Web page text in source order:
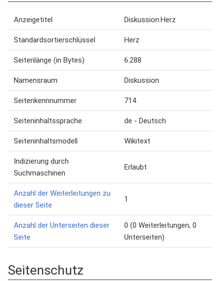
Anzeigetitel Diskussion:Herz
Standardsortierschlüssel Herz
Seitenlänge (in Bytes) 6.288
Namensraum Diskussion
Seitenkennnummer 714
Seiteninhaltssprache de - Deutsch
Seiteninhaltsmodell Wikitext
Indizierung durch
Suchmaschinen
Erlaubt
Anzahl der Weiterleitungen zu
dieser Seite
1
Anzahl der Unterseiten dieser
Seite
0 (0 Weiterleitungen; 0
Unterseiten)
Seitenschutz